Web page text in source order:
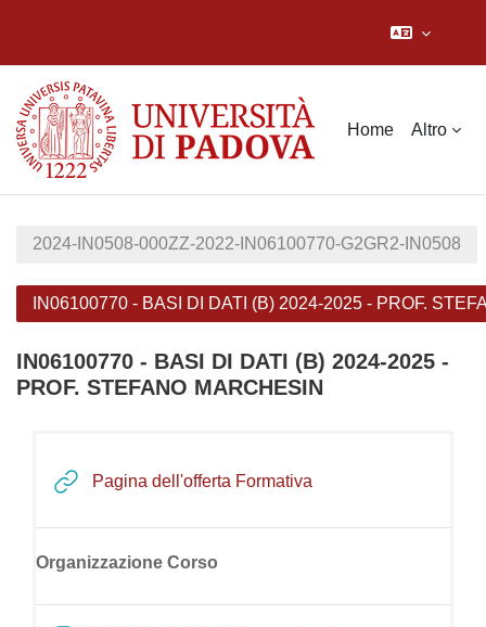
Home Altro
2024-IN0508-000ZZ-2022-IN06100770-G2GR2-IN0508
IN06100770 - BASI DI DATI (B) 2024-2025 - PROF.
IN06100770 - BASI DI DATI (B) 2024-2025 -
PROF. STEFANO MARCHESIN
Pagina dell'offerta Formativa
Organizzazione Corso